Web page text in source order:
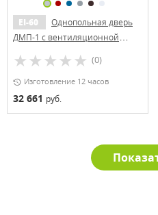
EI-60
Однопольная дверь
ДМП-1 с вентиляционной
(0)
Изготовление 12 часов
32 661 руб.